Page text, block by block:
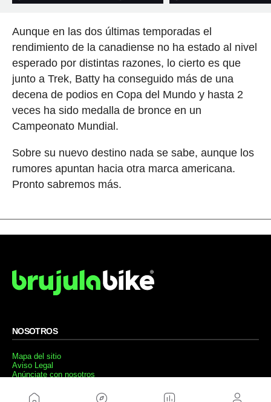
Aunque en las dos últimas temporadas el
rendimiento de la canadiense no ha estado al nivel
esperado por distintas razones, lo cierto es que
junto a Trek, Batty ha conseguido más de una
decena de podios en Copa del Mundo y hasta 2
veces ha sido medalla de bronce en un
Campeonato Mundial.
Sobre su nuevo destino nada se sabe, aunque los
rumores apuntan hacia otra marca americana.
Pronto sabremos más.
NOSOTROS
Mapa del sitio
Aviso Legal
Anúnciate con nosotros
Política de privacidad